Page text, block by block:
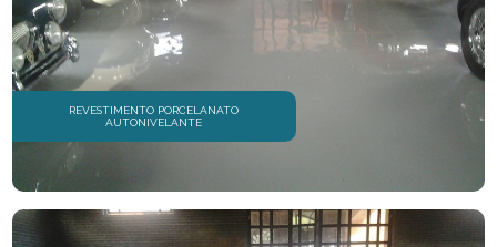
REVESTIMENTO PORCELANATO
AUTONIVELANTE